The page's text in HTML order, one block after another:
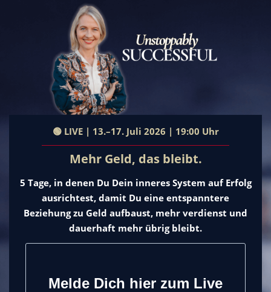
🟢 LIVE | 13.–17. Juli 2026 | 19:00 Uhr
Mehr Geld, das bleibt.
5 Tage, in denen Du Dein inneres System auf Erfolg
ausrichtest, damit Du eine entspanntere
Beziehung zu Geld aufbaust, mehr verdienst und
dauerhaft mehr übrig bleibt.
Melde Dich hier zum Live